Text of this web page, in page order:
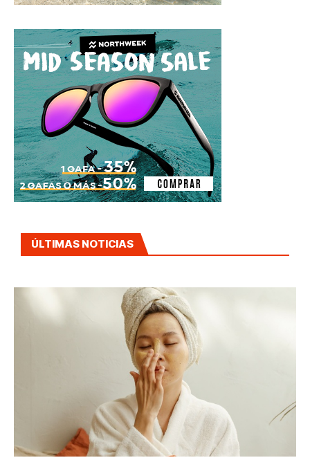
ÚLTIMAS NOTICIAS